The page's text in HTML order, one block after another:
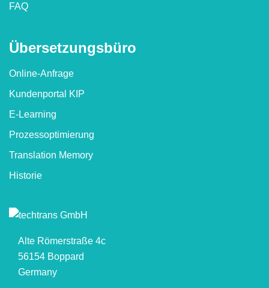
FAQ
Übersetzungs­büro
Online-Anfrage
Kundenportal KIP
E-Learning
Prozessoptimierung
Translation Memory
Historie
Alte Römerstraße 4c
56154 Boppard
Germany